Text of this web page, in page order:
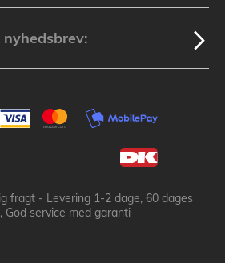
fragt - Levering 1-2 dage, 60 dages
God service med garanti